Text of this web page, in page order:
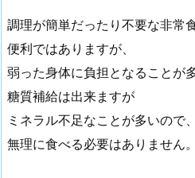
調理が簡単だったり不要な非常食
便利ではありますが、
弱った身体に負担となることが多
糖質補給は出来ますが
ミネラル不足なことが多いので、
無理に食べる必要はありません。